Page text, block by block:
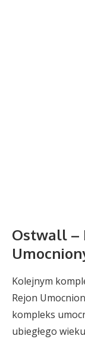
Ostwall –
Kolejnym
Rejon
kompleks
ubiegłego